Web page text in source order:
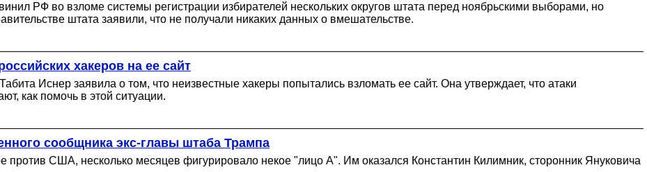
РФ во взломе системы регистрации избирателей нескольких округов штата перед ноябрьскими выборами, но
штата заявили, что не получали никаких данных о вмешательстве.
хакеров на ее сайт
Иснер заявила о том, что неизвестные хакеры попытались взломать ее сайт. Она утверждает, что атаки
как помочь в этой ситуации.
сообщника экс-главы штаба Трампа
США, несколько месяцев фигурировало некое "лицо А". Им оказался Константин Килимник, сторонник Януковича